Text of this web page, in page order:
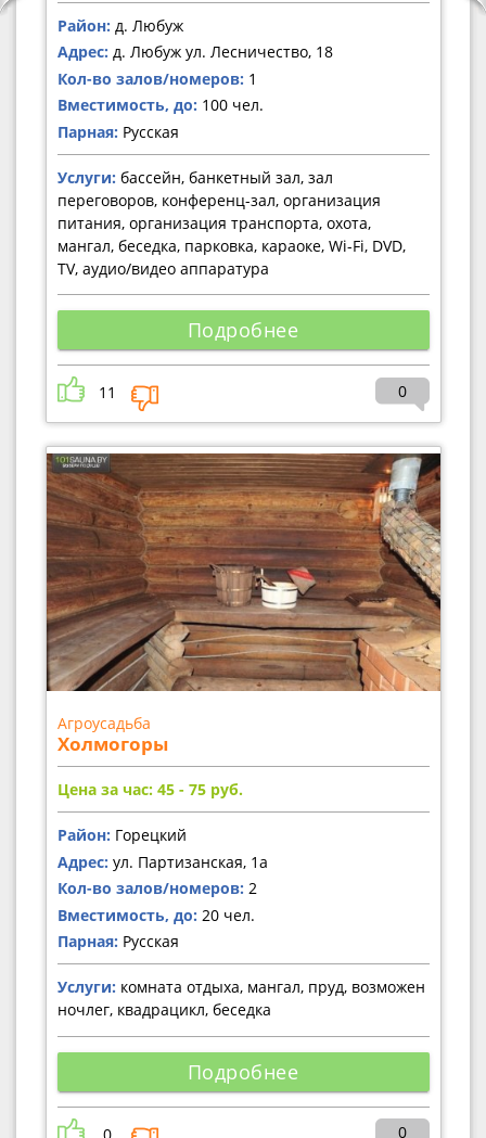
Район: д. Любуж
Адрес: д. Любуж ул. Лесничество, 18
Кол-во залов/номеров: 1
Вместимость, до: 100 чел.
Парная: Русская
Услуги: бассейн, банкетный зал, зал
переговоров, конференц-зал, организация
питания, организация транспорта, охота,
мангал, беседка, парковка, караоке, Wi-Fi, DVD,
TV, аудио/видео аппаратура
Подробнее
11 0
Агроусадьба
Холмогоры
Цена за час: 45 - 75 руб.
Район: Горецкий
Адрес: ул. Партизанская, 1а
Кол-во залов/номеров: 2
Вместимость, до: 20 чел.
Парная: Русская
Услуги: комната отдыха, мангал, пруд, возможен
ночлег, квадрацикл, беседка
Подробнее
0